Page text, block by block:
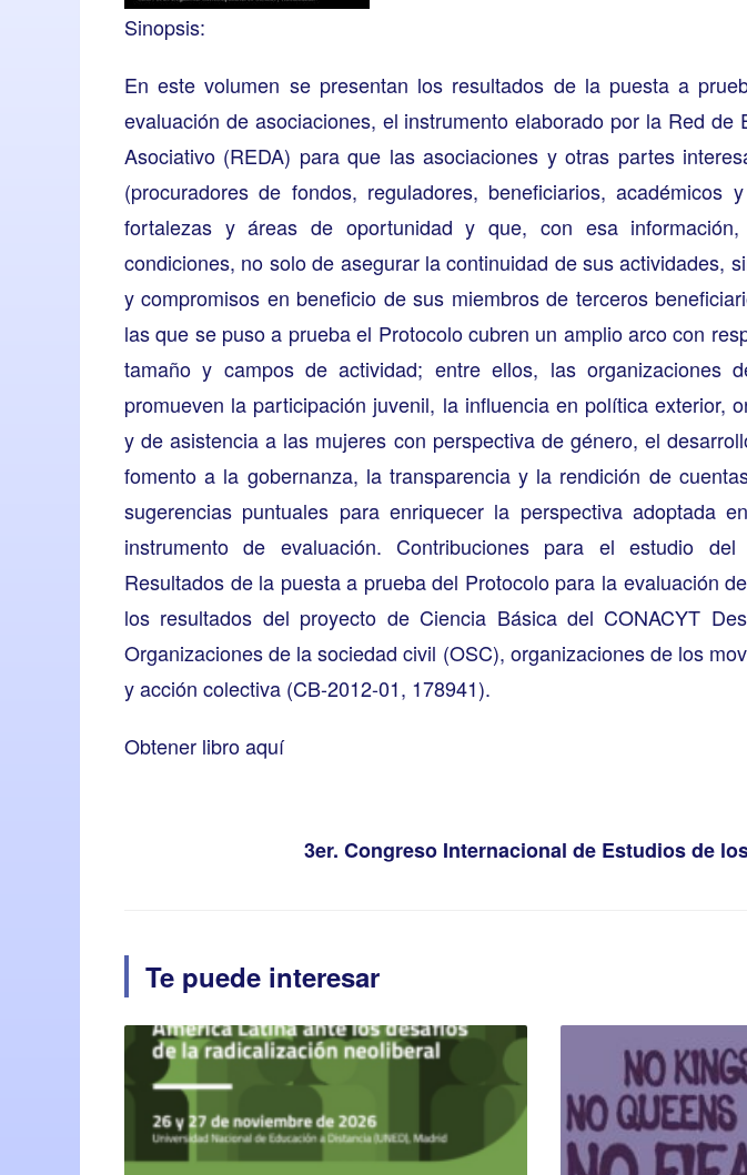
Sinopsis:
En este volumen se presentan los resultados de la puesta a
evaluación de asociaciones, el instrumento elaborado por la Red de
Asociativo (REDA) para que las asociaciones y otras partes
(procuradores de fondos, reguladores, beneficiarios, académicos
fortalezas y áreas de oportunidad y que, con esa
condiciones, no solo de asegurar la continuidad de sus actividades,
y compromisos en beneficio de sus miembros de terceros
las que se puso a prueba el Protocolo cubren un amplio arco con
tamaño y campos de actividad; entre ellos, las organizaciones
promueven la participación juvenil, la influencia en política exterior,
y de asistencia a las mujeres con perspectiva de género, el
fomento a la gobernanza, la transparencia y la rendición de
sugerencias puntuales para enriquecer la perspectiva adoptada
instrumento de evaluación. Contribuciones para el estudio del
Resultados de la puesta a prueba del Protocolo para la evaluación
los resultados del proyecto de Ciencia Básica del CONACYT
Organizaciones de la sociedad civil (OSC), organizaciones de los
y acción colectiva (CB-2012-01, 178941).
Obtener libro aquí
3er. Congreso Internacional de Estudios de
Te puede interesar